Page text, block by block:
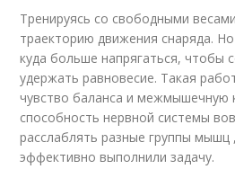
Тренируясь со свободными
траекторию движения снаряда.
куда больше напрягаться, чтобы
удержать равновесие. Такая
чувство баланса и
способность нервной системы
расслаблять разные группы
эффективно выполнили задачу.